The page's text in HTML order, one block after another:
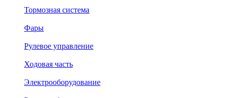
Тормозная система
Фары
Рулевое управление
Ходовая часть
Электрооборудование